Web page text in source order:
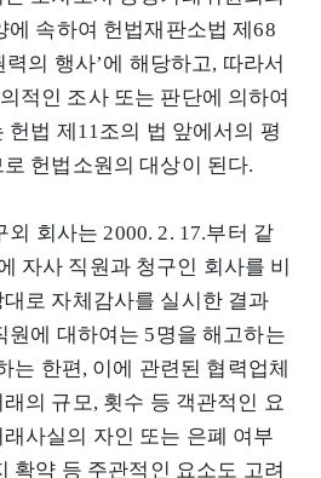
에 속하여 헌법재판소법 제68
의 행사’에 해당하고, 따라서
적인 조사 또는 판단에 의하여
헌법 제11조의 법 앞에서의 평
헌법소원의 대상이 된다.
외 회사는 2000. 2. 17.부터 같
자사 직원과 청구인 회사를 비
로 자체감사를 실시한 결과
원에 대하여는 5명을 해고하는
는 한편, 이에 관련된 협력업체
의 규모, 횟수 등 객관적인 요
사실의 자인 또는 은폐 여부
확약 등 주관적인 요소도 고려